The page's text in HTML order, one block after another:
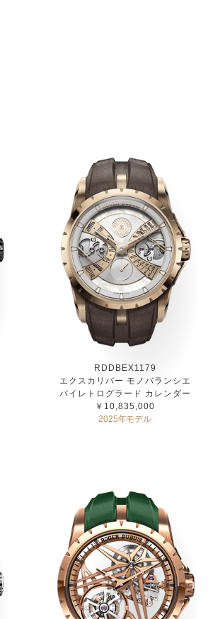
RDDBEX1179
エクスカリバー モノバランシエ
バイレトログラード カレンダー
￥10,835,000
2025年モデル